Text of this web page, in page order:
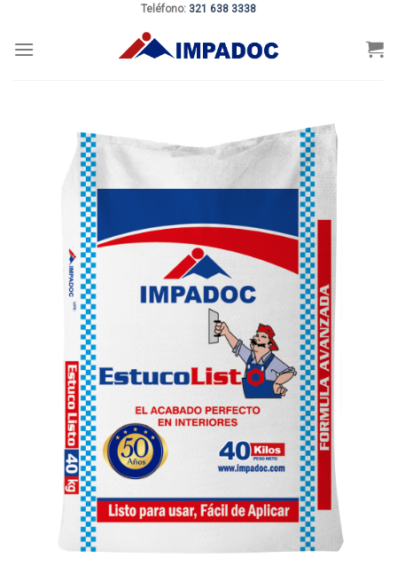
content
Teléfono: 321 638 3338